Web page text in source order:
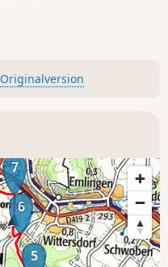
Originalversion
5
6
7